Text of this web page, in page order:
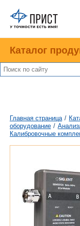
Каталог
Главная страница /
оборудование /
Калибровочные